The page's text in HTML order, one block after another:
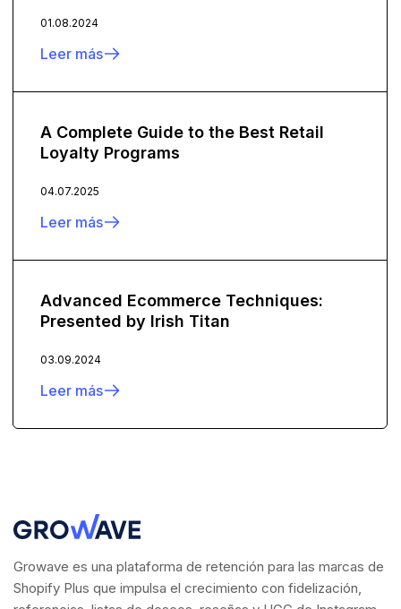
01.08.2024
Leer más
A Complete Guide to the Best Retail
Loyalty Programs
04.07.2025
Leer más
Advanced Ecommerce Techniques:
Presented by Irish Titan
03.09.2024
Leer más
Growave es una plataforma de retención para las marcas de
Shopify Plus que impulsa el crecimiento con fidelización,